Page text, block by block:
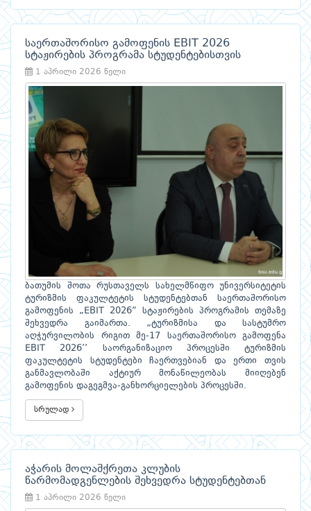
საერთაშორისო გამოფენის EBIT 2026
სტაჟირების პროგრამა სტუდენტებისთვის
1 აპრილი 2026 წელი
ბათუმის შოთა რუსთაველს სახელმწიფო უნივერსიტეტის
ტურიზმის ფაკულტეტის სტუდენტებთან საერთაშორისო
გამოფენის „EBIT 2026“ სტაჟირების პროგრამის თემაზე
შეხვედრა გაიმართა. „ტურიზმისა და სასტუმრო
აღჭურვილობის რიგით მე-17 საერთაშორისო გამოფენა
EBIT 2026’’ საორგანიზაციო პროცესში ტურიზმის
ფაკულტეტის სტუდენტები ჩაერთვებიან და ერთი თვის
განმავლობაში აქტიურ მონაწილეობას მიიღებენ
გამოფენის დაგეგმვა-განხორციელების პროცესში.
სრულად
აჭარის მოლაშქრეთა კლუბის
წარმომადგენლების შეხვედრა სტუდენტებთან
1 აპრილი 2026 წელი